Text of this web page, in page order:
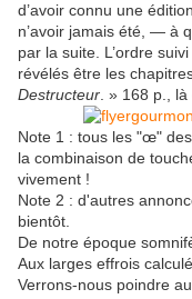
d’avoir connu une
n’avoir jamais été, — à
par la suite. L’ordre
révélés être les
Destructeur . » 168 p.,
Note 1 : tous les "œ" des
la combinaison de
vivement !
Note 2 : d'autres
bientôt.
De notre époque
Aux larges effrois
Verrons-nous poindre